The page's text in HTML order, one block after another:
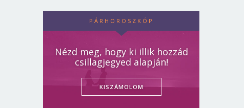
PÁRHOROSZKÓP
Nézd meg, hogy ki illik hozzád
csillagjegyed alapján!
KISZÁMOLOM